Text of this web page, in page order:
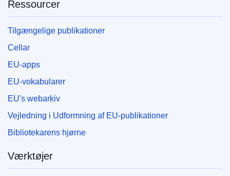
Ressourcer
Tilgængelige publikationer
Cellar
EU-apps
EU-vokabularer
EU's webarkiv
Vejledning i Udformning af EU-publikationer
Bibliotekarens hjørne
Værktøjer